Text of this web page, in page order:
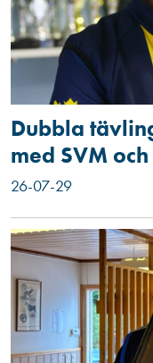
Dubbla
med SVM
26-07-29